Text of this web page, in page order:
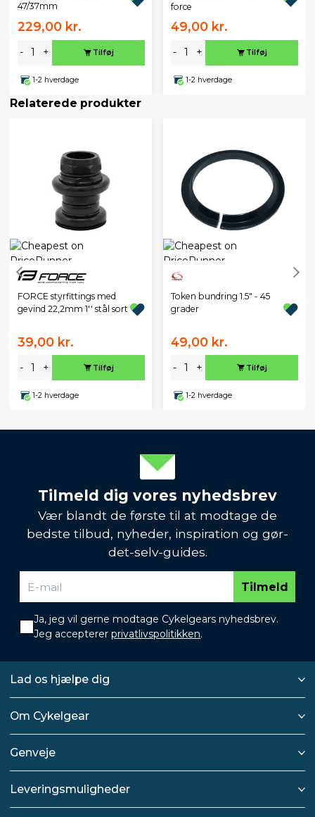
47/37mm
229,00 kr.
- + Tilføj
1-2 hverdage
force
49,00 kr.
- + Tilføj
1-2 hverdage
Relaterede produkter
FORCE styrfittings med
gevind 22,2mm 1'' stål sort
39,00 kr.
- + Tilføj
1-2 hverdage
Token bundring 1.5" - 45
grader
49,00 kr.
- + Tilføj
1-2 hverdage
Tilmeld dig vores nyhedsbrev
Vær blandt de første til at modtage de
bedste tilbud, nyheder, inspiration og gør-
det-selv-guides.
Tilmeld
Ja, jeg vil gerne modtage Cykelgears nyhedsbrev.
Jeg accepterer privatlivspolitikken.
Lad os hjælpe dig
Om Cykelgear
Genveje
Leveringsmuligheder